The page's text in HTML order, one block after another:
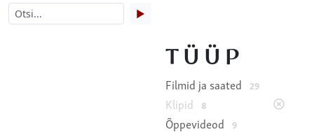
▶
TÜÜP
Filmid ja saated 29
Klipid 8
Õppevideod 9